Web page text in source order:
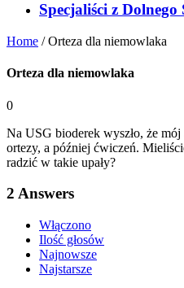
Specjaliści z Dolnego
Home /Orteza dla niemowlaka
Orteza dla niemowlaka
0
Na USG bioderek wyszło, że
ortezy, a później ćwiczeń.
radzić w takie upały?
2 Answers
Włączono
Ilość głosów
Najnowsze
Najstarsze